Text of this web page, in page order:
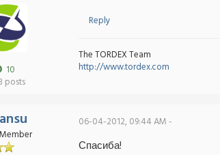
10
posts
Reply
The TORDEX Team
http://www.tordex.com
06-04-2012, 09:44 AM -
Спасиба!